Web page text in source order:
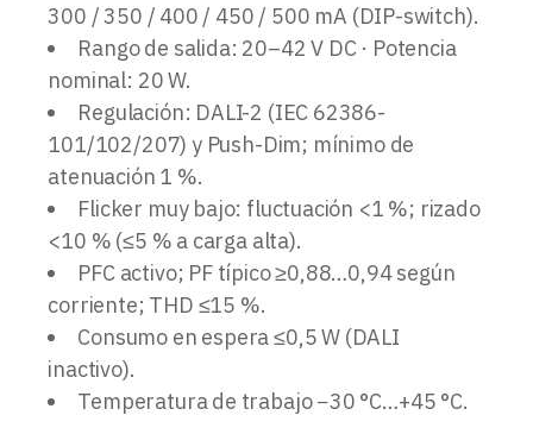
300 / 350 / 400 / 450 / 500 mA (DIP-switch).
Rango de salida: 20–42 V DC · Potencia
nominal: 20 W.
Regulación: DALI-2 (IEC 62386-
101/102/207) y Push-Dim; mínimo de
atenuación 1 %.
Flicker muy bajo: fluctuación <1 %; rizado
<10 % (≤5 % a carga alta).
PFC activo; PF típico ≥0,88…0,94 según
corriente; THD ≤15 %.
Consumo en espera ≤0,5 W (DALI
inactivo).
Temperatura de trabajo −30 °C…+45 °C.